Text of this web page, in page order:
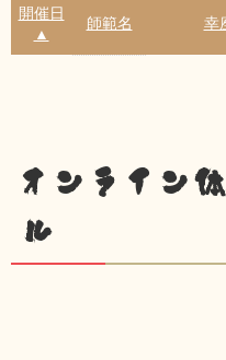
開催日
▲
師範名 幸
オンライン
ル